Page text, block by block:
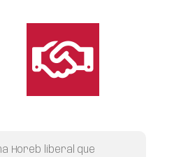
Horeb liberal que